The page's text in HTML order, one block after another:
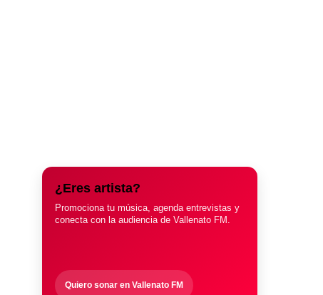
¿Eres artista?
Promociona tu música, agenda entrevistas y
conecta con la audiencia de Vallenato FM.
Quiero sonar en Vallenato FM